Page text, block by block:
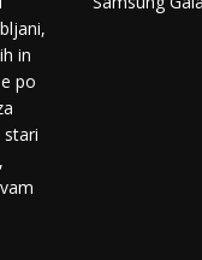
in
po
stari